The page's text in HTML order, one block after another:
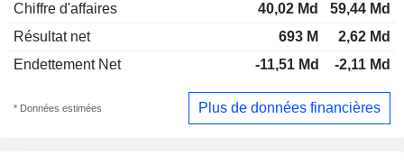
Chiffre d'affaires
40,02 Md
59,44 Md
Résultat net
693 M
2,62 Md
Endettement Net
-11,51 Md -2,11 Md
* Données estimées Plus de données financières